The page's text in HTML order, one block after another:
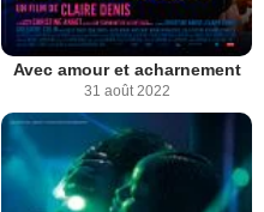
Avec amour et acharnement
31 août 2022